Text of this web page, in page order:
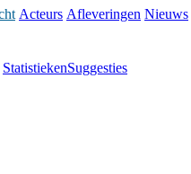
Acteurs Afleveringen Nieuws
StatistiekenSuggesties